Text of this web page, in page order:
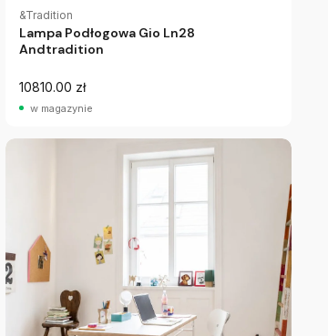
&Tradition
Lampa Podłogowa Gio Ln28
Andtradition
10810.00 zł
w magazynie